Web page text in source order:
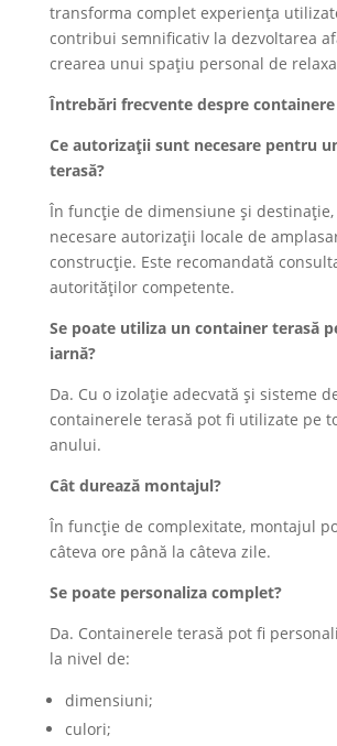
transforma complet experiența
contribui semnificativ la dezvoltarea
crearea unui spațiu personal de
Întrebări frecvente despre
Ce autorizații sunt necesare pentru
terasă?
În funcție de dimensiune și
necesare autorizații locale de
construcție. Este recomandată
autorităților competente.
Se poate utiliza un container terasă
iarnă?
Da. Cu o izolație adecvată și sisteme
containerele terasă pot fi utilizate pe
anului.
Cât durează montajul?
În funcție de complexitate, montajul
câteva ore până la câteva zile.
Se poate personaliza complet?
Da. Containerele terasă pot fi
la nivel de:
dimensiuni;
culori;